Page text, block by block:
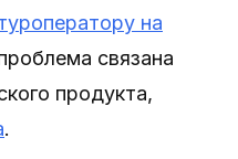
на
связана
продукта,
.